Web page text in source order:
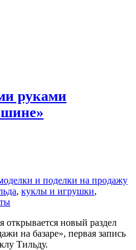
руками
и поделки на продажу
, куклы и игрушки,
открывается новый раздел
на базаре», первая запись
Тильду.